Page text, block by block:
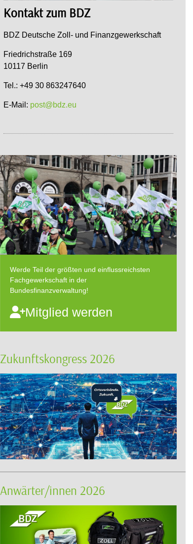
Kontakt zum BDZ
BDZ Deutsche Zoll- und Finanzgewerkschaft
Friedrichstraße 169
10117 Berlin
Tel.: +49 30 863247640
E-Mail: post@bdz.eu
Werde Teil der größten und einflussreichsten
Fachgewerkschaft in der
Bundesfinanzverwaltung!
Mitglied werden
Zukunftskongress 2026
Anwärter/innen 2026